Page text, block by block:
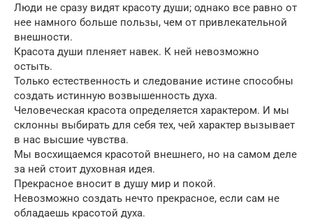
Люди не сразу видят красоту души; однако все равно от
нее намного больше пользы, чем от привлекательной
внешности.
Красота души пленяет навек. К ней невозможно
остыть.
Только естественность и следование истине способны
создать истинную возвышенность духа.
Человеческая красота определяется характером. И мы
склонны выбирать для себя тех, чей характер вызывает
в нас высшие чувства.
Мы восхищаемся красотой внешнего, но на самом деле
за ней стоит духовная идея.
Прекрасное вносит в душу мир и покой.
Невозможно создать нечто прекрасное, если сам не
обладаешь красотой духа.